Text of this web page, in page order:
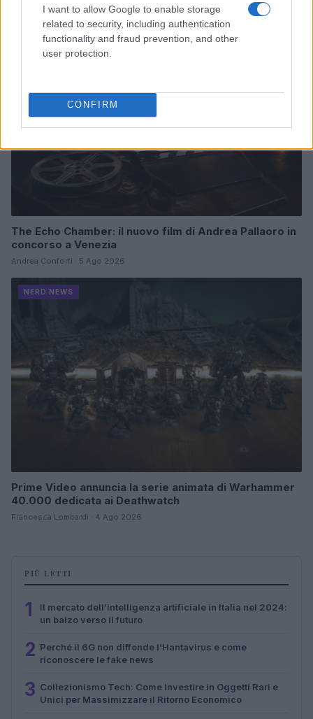
I want to allow Google to enable storage
related to security, including authentication
functionality and fraud prevention, and other
user protection.
CONFIRM
Andrea Conforti · 5 Ago 2026
NERD NEWS
The Echo Chamber: il nuovo film di Andrea Pallaoro in
concorso a Venezia
Andrea Conforti · 5 Ago 2026
NERD NEWS
Prime Video annuncia la serie animata di Warhammer
40.000 dedicata ai Deathwatch
Francesca Lombardi · 4 Ago 2026
PIÙ LETTI
1
Il mercato dell’intelligenza artificiale in Italia nel 2024:
un balzo verso il futuro
2 Perché il 6G non diffonde l’Hantavirus e come
riconoscere le fake news
3 Collezionismo Tech: Come Investire in Oggetti Rari e
Unici per Massimizzare il Ritorno Economico